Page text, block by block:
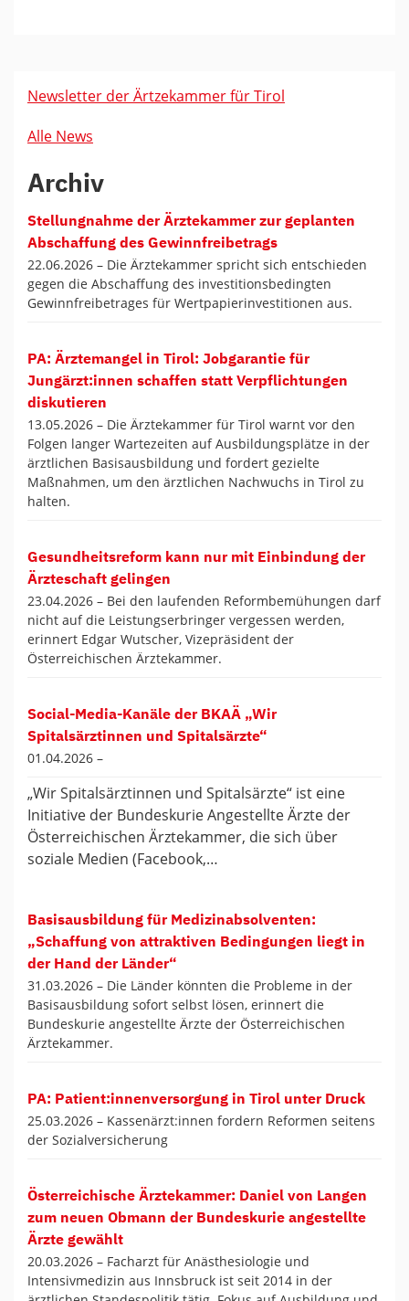
Newsletter der Ärtzekammer für Tirol
Alle News
Archiv
Stellungnahme der Ärztekammer zur geplanten
Abschaffung des Gewinnfreibetrags
22.06.2026 – Die Ärztekammer spricht sich entschieden
gegen die Abschaffung des investitionsbedingten
Gewinnfreibetrages für Wertpapierinvestitionen aus.
PA: Ärztemangel in Tirol: Jobgarantie für
Jungärzt:innen schaffen statt Verpflichtungen
diskutieren
13.05.2026 – Die Ärztekammer für Tirol warnt vor den
Folgen langer Wartezeiten auf Ausbildungsplätze in der
ärztlichen Basisausbildung und fordert gezielte
Maßnahmen, um den ärztlichen Nachwuchs in Tirol zu
halten.
Gesundheitsreform kann nur mit Einbindung der
Ärzteschaft gelingen
23.04.2026 – Bei den laufenden Reformbemühungen darf
nicht auf die Leistungserbringer vergessen werden,
erinnert Edgar Wutscher, Vizepräsident der
Österreichischen Ärztekammer.
Social-Media-Kanäle der BKAÄ „Wir
Spitalsärztinnen und Spitalsärzte“
01.04.2026 –
„Wir Spitalsärztinnen und Spitalsärzte“ ist eine
Initiative der Bundeskurie Angestellte Ärzte der
Österreichischen Ärztekammer, die sich über
soziale Medien (Facebook,…
Basisausbildung für Medizinabsolventen:
„Schaffung von attraktiven Bedingungen liegt in
der Hand der Länder“
31.03.2026 – Die Länder könnten die Probleme in der
Basisausbildung sofort selbst lösen, erinnert die
Bundeskurie angestellte Ärzte der Österreichischen
Ärztekammer.
PA: Patient:innenversorgung in Tirol unter Druck
25.03.2026 – Kassenärzt:innen fordern Reformen seitens
der Sozialversicherung
Österreichische Ärztekammer: Daniel von Langen
zum neuen Obmann der Bundeskurie angestellte
Ärzte gewählt
20.03.2026 – Facharzt für Anästhesiologie und
Intensivmedizin aus Innsbruck ist seit 2014 in der